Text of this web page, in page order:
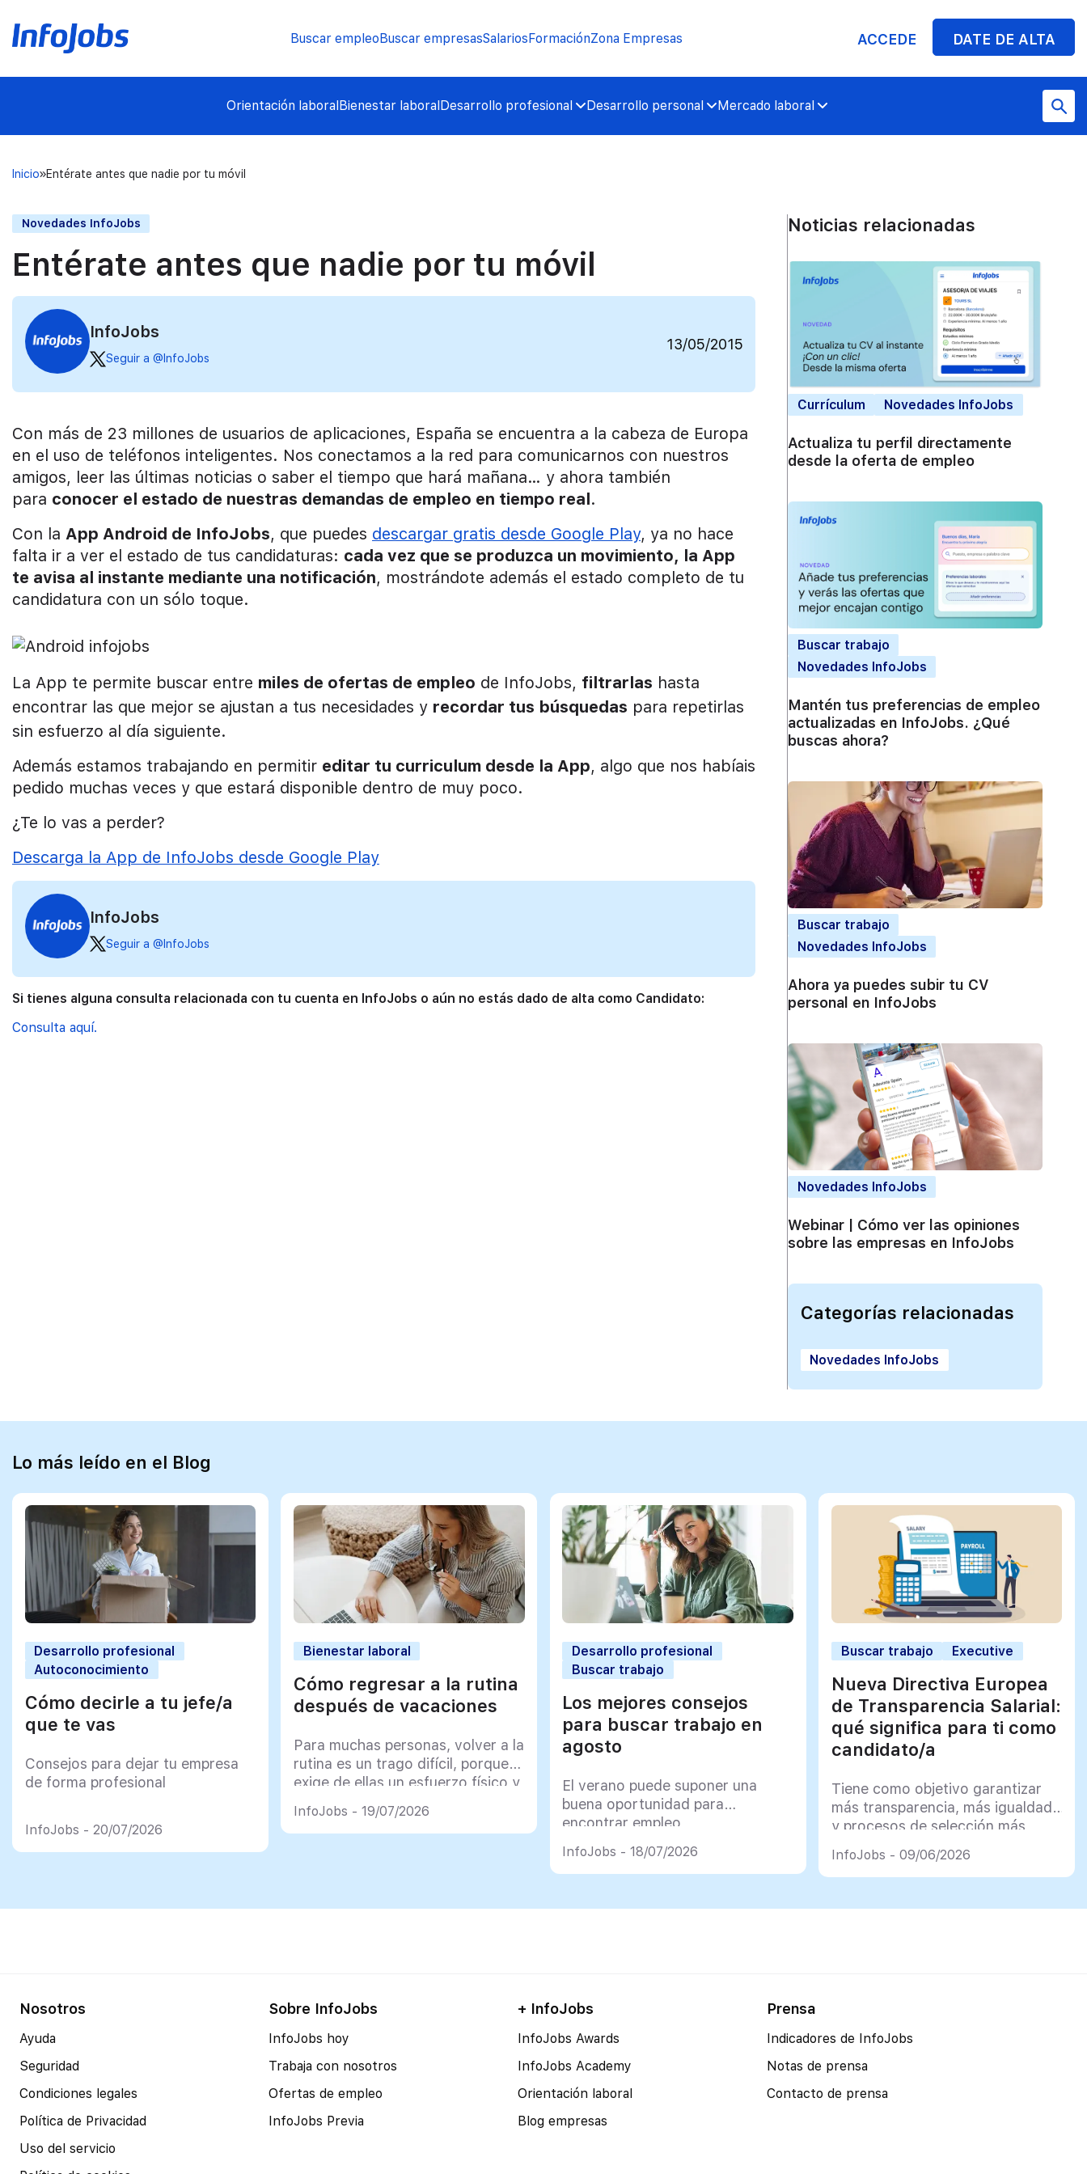
Buscar empleoBuscar empresasSalariosFormaciónZona Empresas ACCEDE DATE DE ALTA
Orientación laboralBienestar laboralDesarrollo profesional Desarrollo personal Mercado laboral
Inicio Entérate antes que nadie por tu móvil
Novedades InfoJobs
Entérate antes que nadie por tu móvil
InfoJobs
Seguir a @InfoJobs
13/05/2015
Con más de 23 millones de usuarios de aplicaciones, España se encuentra a la cabeza de Europa
en el uso de teléfonos inteligentes. Nos conectamos a la red para comunicarnos con nuestros
amigos, leer las últimas noticias o saber el tiempo que hará mañana… y ahora también
para conocer el estado de nuestras demandas de empleo en tiempo real.
Con la App Android de InfoJobs, que puedes descargar gratis desde Google Play, ya no hace
falta ir a ver el estado de tus candidaturas: cada vez que se produzca un movimiento, la App
te avisa al instante mediante una notificación, mostrándote además el estado completo de tu
candidatura con un sólo toque.
La App te permite buscar entre miles de ofertas de empleo de InfoJobs, filtrarlas hasta
encontrar las que mejor se ajustan a tus necesidades y recordar tus búsquedas para repetirlas
sin esfuerzo al día siguiente.
Además estamos trabajando en permitir editar tu curriculum desde la App, algo que nos habíais
pedido muchas veces y que estará disponible dentro de muy poco.
¿Te lo vas a perder?
Descarga la App de InfoJobs desde Google Play
InfoJobs
Seguir a @InfoJobs
Si tienes alguna consulta relacionada con tu cuenta en InfoJobs o aún no estás dado de alta como Candidato:
Consulta aquí.
Noticias relacionadas
Currículum Novedades InfoJobs
Actualiza tu perfil directamente
desde la oferta de empleo
Buscar trabajo
Novedades InfoJobs
Mantén tus preferencias de empleo
actualizadas en InfoJobs. ¿Qué
buscas ahora?
Buscar trabajo
Novedades InfoJobs
Ahora ya puedes subir tu CV
personal en InfoJobs
Novedades InfoJobs
Webinar | Cómo ver las opiniones
sobre las empresas en InfoJobs
Categorías relacionadas
Novedades InfoJobs
Lo más leído en el Blog
Desarrollo profesional
Autoconocimiento
Cómo decirle a tu jefe/a
que te vas
Consejos para dejar tu empresa
de forma profesional
InfoJobs - 20/07/2026
Bienestar laboral
Cómo regresar a la rutina
después de vacaciones
Para muchas personas, volver a la
rutina es un trago difícil, porque
exige de ellas un esfuerzo físico y
InfoJobs - 19/07/2026
Desarrollo profesional
Buscar trabajo
Los mejores consejos
para buscar trabajo en
agosto
El verano puede suponer una
buena oportunidad para
encontrar empleo
InfoJobs - 18/07/2026
Buscar trabajo Executive
Nueva Directiva Europea
de Transparencia Salarial:
qué significa para ti como
candidato/a
Tiene como objetivo garantizar
más transparencia, más igualdad
y procesos de selección más
InfoJobs - 09/06/2026
Nosotros
Ayuda
Seguridad
Condiciones legales
Política de Privacidad
Uso del servicio
Sobre InfoJobs
InfoJobs hoy
Trabaja con nosotros
Ofertas de empleo
InfoJobs Previa
+ InfoJobs
InfoJobs Awards
InfoJobs Academy
Orientación laboral
Blog empresas
Prensa
Indicadores de InfoJobs
Notas de prensa
Contacto de prensa